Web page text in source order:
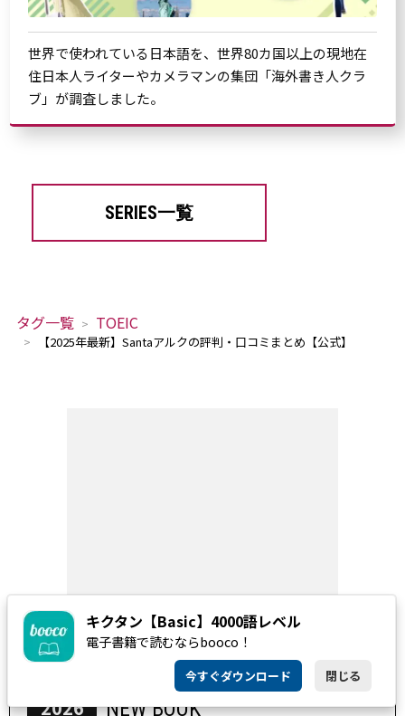
世界で使われている日本語を、世界80カ国以上の現地在
住日本人ライターやカメラマンの集団「海外書き人クラ
ブ」が調査しました。
SERIES一覧
タグ一覧 TOEIC
【2025年最新】Santaアルクの評判・口コミまとめ【公式】
2026 NEW BOOK
キクタン【Basic】4000語レベル
電子書籍で読むならbooco！
今すぐダウンロード 閉じる